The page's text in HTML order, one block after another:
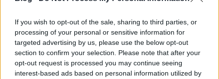
If you wish to opt-out of the sale, sharing to third parties, or
processing of your personal or sensitive information for
targeted advertising by us, please use the below opt-out
section to confirm your selection. Please note that after your
opt-out request is processed you may continue seeing
interest-based ads based on personal information utilized by
alá. A külföldi kereskedők egyaránt jövedelmező
üzleteket kötöttek mind a felkelőkkel, mind a
kormányzattal. A gazdasági fellendüléssel
párhuzamosan kalandorok árasztották el a várost,
és a kábítószer-kereskedelem mellett a prostitúció
és a szerencsejáték is virágzásnak indult.